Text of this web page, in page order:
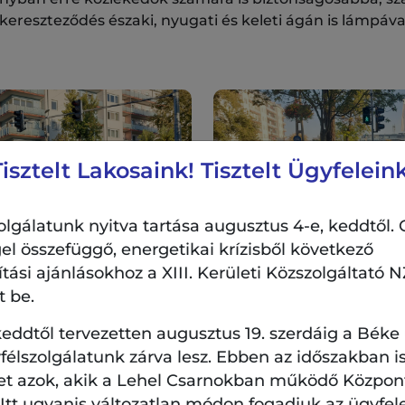
északi, nyugati és keleti ágán is
a Röppentyű utca felújításáhozigazítva
utcai távhőrekonstrukciós munkálatok elkészültét
17-e óta üzemel az új lámpa.
Lakosaink! Tisztelt
nyitva tartása augusztus 4-e, keddtől.
összefüggő, energetikai krízisből következő
ajánlásokhoz a XIII. Kerületi Közszolgáltató
be.
tervezetten augusztus 19. szerdáig a Béke
zárva lesz. Ebben az időszakban
azok, akik a Lehel Csarnokban működő